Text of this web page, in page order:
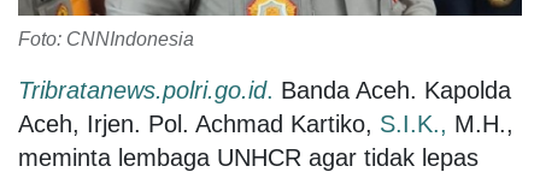
Foto: CNNIndonesia
Tribratanews.polri.go.id. Banda Aceh. Kapolda
Aceh, Irjen. Pol. Achmad Kartiko, S.I.K., M.H.,
meminta lembaga UNHCR agar tidak lepas